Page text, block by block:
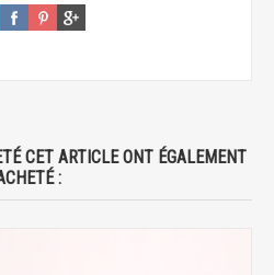
CET ARTICLE ONT ÉGALEMENT
: